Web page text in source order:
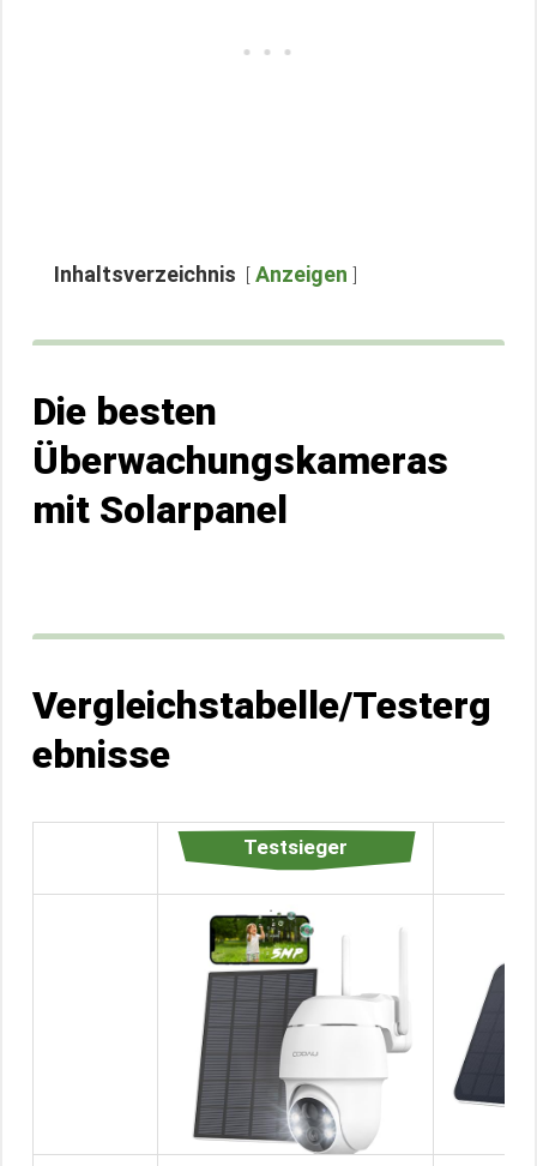
Inhaltsverzeichnis Anzeigen
Die besten
Überwachungskameras
mit Solarpanel
Vergleichstabelle/Testerg
ebnisse
Testsieger